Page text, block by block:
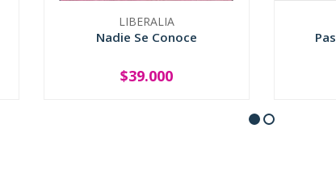
LIBERALIA
Nadie Se Conoce
+
$39.000